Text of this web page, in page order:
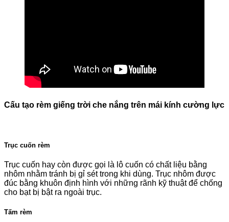
Cấu tạo rèm giếng trời che nắng trên mái kính cường lực
Trục cuốn rèm
Trục cuốn hay còn được gọi là lô cuốn có chất liệu bằng
nhôm nhằm tránh bị gỉ sét trong khi dùng. Trục nhôm được
đúc bằng khuôn định hình với những rãnh kỹ thuật để chống
cho bạt bị bật ra ngoài trục.
Tấm rèm